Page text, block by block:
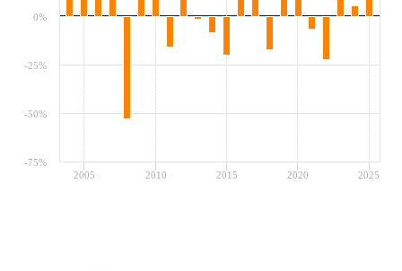
2005 2010 2015 2020 2025
-75%
-50%
-25%
0%